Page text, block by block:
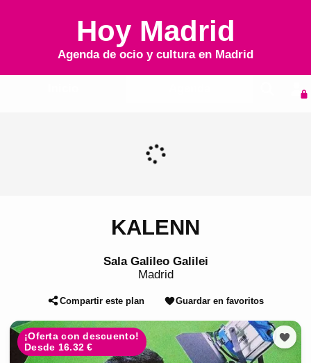
Hoy Madrid
Agenda de ocio y cultura en Madrid
KALENN
Sala Galileo Galilei
Madrid
Compartir este plan Guardar en favoritos
¡Oferta con descuento!
Desde 16.32 €